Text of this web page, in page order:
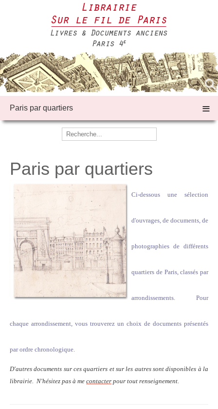
Paris par quartiers ≡
Paris par quartiers
Ci-dessous une sélection
d'ouvrages, de documents, de
photographies de différents
quartiers de Paris, classés par
arrondissements. Pour
chaque arrondissement, vous trouverez un choix de documents présentés
par ordre chronologique.
D'autres documents sur ces quartiers et sur les autres sont disponibles à la
librairie. N'hésitez pas à me contacter pour tout renseignement.